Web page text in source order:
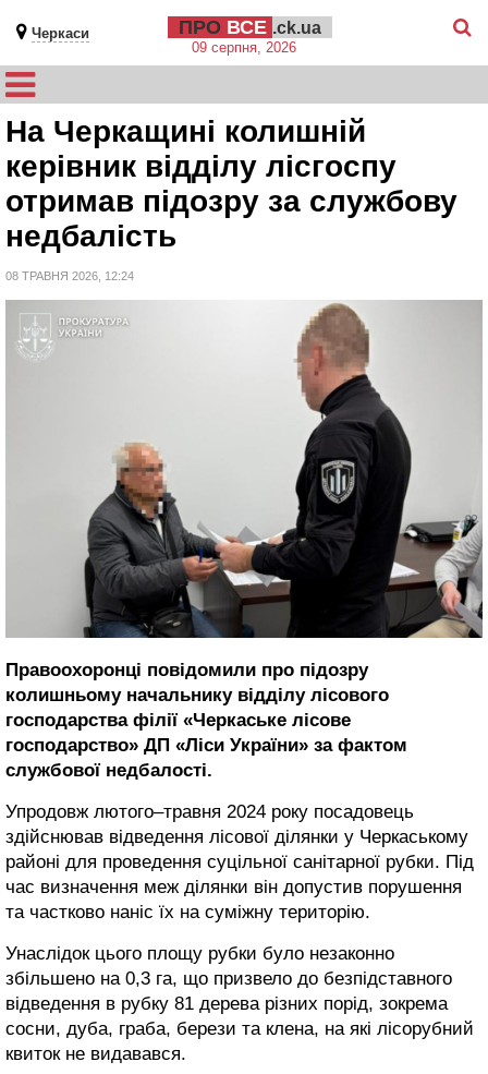
Черкаси ПРО ВСЕ .ck.ua
09 серпня, 2026
На Черкащині колишній
керівник відділу лісгоспу
отримав підозру за службову
недбалість
08 ТРАВНЯ 2026, 12:24
Правоохоронці повідомили про підозру
колишньому начальнику відділу лісового
господарства філії «Черкаське лісове
господарство» ДП «Ліси України» за фактом
службової недбалості.
Упродовж лютого–травня 2024 року посадовець
здійснював відведення лісової ділянки у Черкаському
районі для проведення суцільної санітарної рубки. Під
час визначення меж ділянки він допустив порушення
та частково наніс їх на суміжну територію.
Унаслідок цього площу рубки було незаконно
збільшено на 0,3 га, що призвело до безпідставного
відведення в рубку 81 дерева різних порід, зокрема
сосни, дуба, граба, берези та клена, на які лісорубний
квиток не видавався.